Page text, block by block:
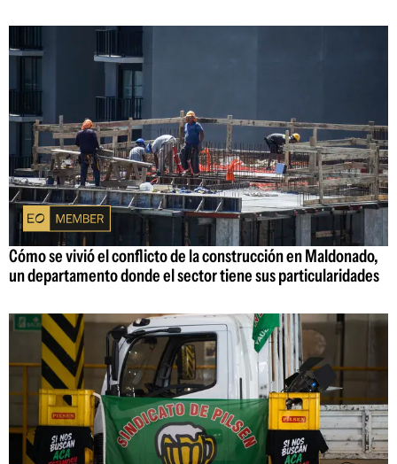
Cómo se vivió el conflicto de la construcción en Maldonado,
un departamento donde el sector tiene sus particularidades